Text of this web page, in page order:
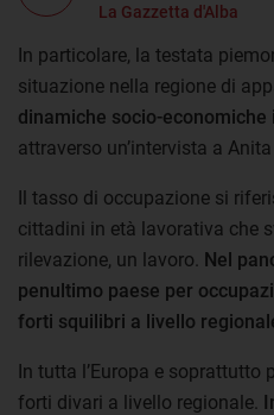
La Gazzetta d'Alba
In particolare, la testata
situazione nella regione di
dinamiche socio-economiche
attraverso un’intervista a
Il tasso di occupazione si
cittadini in età lavorativa che
rilevazione, un lavoro. Nel
penultimo paese per
forti squilibri a livello
In tutta l’Europa e
forti divari a livello regionale.